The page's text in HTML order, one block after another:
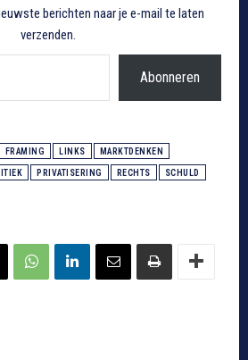
berichten naar je e-mail te laten
verzenden.
Abonneren
FRAMING LINKS MARKTDENKEN
PRIVATISERING RECHTS SCHULD